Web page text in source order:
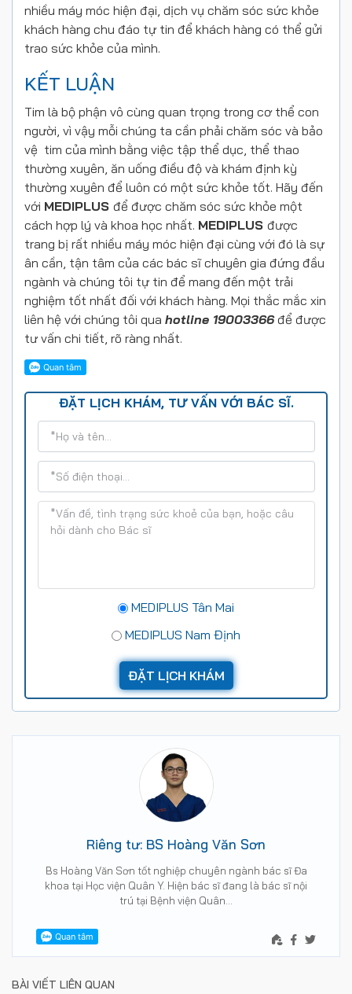
nhiều máy móc hiện đại, dịch vụ chăm sóc sức khỏe
khách hàng chu đáo tự tin để khách hàng có thể gửi
trao sức khỏe của mình.
KẾT LUẬN
Tim là bộ phận vô cùng quan trọng trong cơ thể con
người, vì vậy mỗi chúng ta cần phải chăm sóc và bảo
vệ tim của mình bằng việc tập thể dục, thể thao
thường xuyên, ăn uống điều độ và khám định kỳ
thường xuyên để luôn có một sức khỏe tốt. Hãy đến
với MEDIPLUS để được chăm sóc sức khỏe một
cách hợp lý và khoa học nhất. MEDIPLUS được
trang bị rất nhiều máy móc hiện đại cùng với đó là sự
ân cần, tận tâm của các bác sĩ chuyên gia đứng đầu
ngành và chúng tôi tự tin để mang đến một trải
nghiệm tốt nhất đối với khách hàng. Mọi thắc mắc xin
liên hệ với chúng tôi qua hotline 19003366để được
tư vấn chi tiết, rõ ràng nhất.
ĐẶT LỊCH KHÁM, TƯ VẤN VỚI BÁC SĨ.
MEDIPLUS Tân Mai
MEDIPLUS Nam Định
Riêng tư: BS Hoàng Văn Sơn
Bs Hoàng Văn Sơn tốt nghiệp chuyên ngành bác sĩ Đa
khoa tại Học viện Quân Y. Hiện bác sĩ đang là bác sĩ nội
trú tại Bệnh viện Quân…
BÀI VIẾT LIÊN QUAN